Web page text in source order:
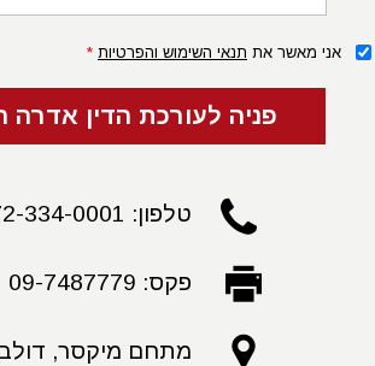
אני מאשר את תנאי השימוש והפרטיות *
פניה לעורכת הדין אדרה
טלפון: 072-334-0001
פקס: 09-7487779